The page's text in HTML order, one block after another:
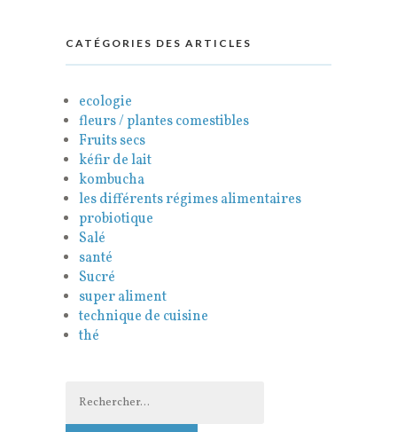
CATÉGORIES DES ARTICLES
ecologie
fleurs / plantes comestibles
Fruits secs
kéfir de lait
kombucha
les différents régimes alimentaires
probiotique
Salé
santé
Sucré
super aliment
technique de cuisine
thé